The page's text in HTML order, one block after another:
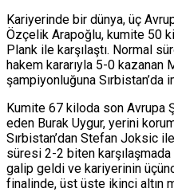
Kariyerinde bir dünya, üç
Özçelik Arapoğlu, kumite 50
Plank ile karşılaştı. Normal
hakem kararıyla 5-0 kazanan
şampiyonluğuna Sırbistan’da
Kumite 67 kiloda son Avrupa
eden Burak Uygur, yerini
Sırbistan’dan Stefan Joksic
süresi 2-2 biten
galip geldi ve kariyerinin
finalinde, üst üste ikinci altın